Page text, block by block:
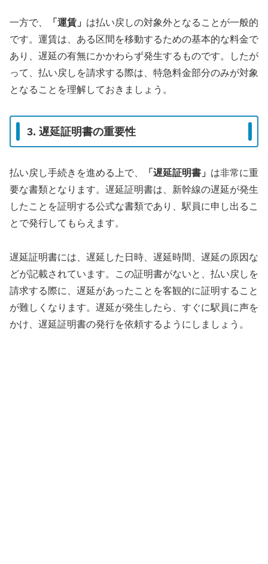
一方で、 「運賃」 は払い戻しの対象外となることが一般的
です。運賃は、ある区間を移動するための基本的な料金で
あり、遅延の有無にかかわらず発生するものです。したが
って、払い戻しを請求する際は、特急料金部分のみが対象
となることを理解しておきましょう。
3. 遅延証明書の重要性
払い戻し手続きを進める上で、 「遅延証明書」 は非常に重
要な書類となります。遅延証明書は、新幹線の遅延が発生
したことを証明する公式な書類であり、駅員に申し出るこ
とで発行してもらえます。
遅延証明書には、遅延した日時、遅延時間、遅延の原因な
どが記載されています。この証明書がないと、払い戻しを
請求する際に、遅延があったことを客観的に証明すること
が難しくなります。遅延が発生したら、すぐに駅員に声を
かけ、遅延証明書の発行を依頼するようにしましょう。